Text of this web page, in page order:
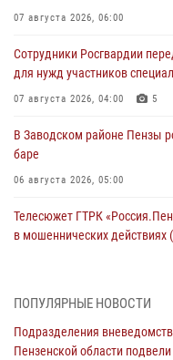
07 августа 2026, 06:00
Сотрудники Росгвардии
для нужд участников
07 августа 2026, 04:00 5
В Заводском районе Пензы
баре
06 августа 2026, 05:00
Телесюжет ГТРК
в мошеннических действиях
В Заречном росгвардейцы
05 августа 2026, 07:00
ПОПУЛЯРНЫЕ НОВОСТИ
Подразделения
Пензенской области